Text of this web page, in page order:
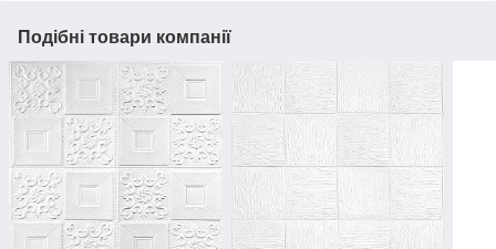
Подібні товари компанії